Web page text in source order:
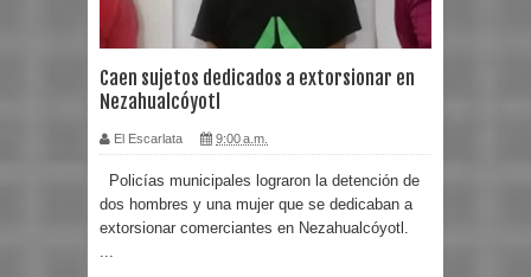
Caen sujetos dedicados a extorsionar en
Nezahualcóyotl
El Escarlata 9:00 a.m.
Policías municipales lograron la detención de
dos hombres y una mujer que se dedicaban a
extorsionar comerciantes en Nezahualcóyotl.
...